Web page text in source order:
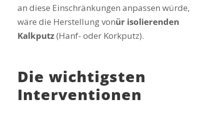
an diese Einschränkungen anpassen würde,
wäre die Herstellung vonür isolierenden
Kalkputz(Hanf- oder Korkputz).
Die wichtigsten
Interventionen